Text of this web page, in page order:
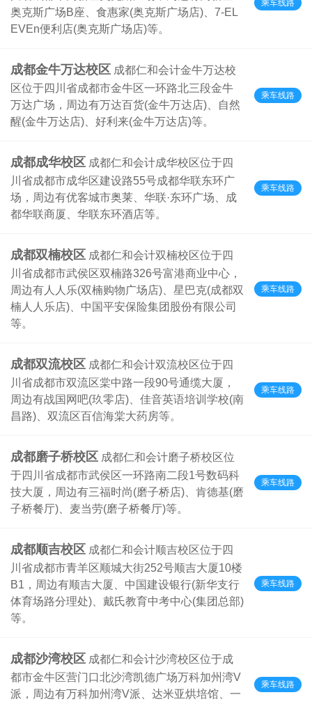
奥克斯广场B座、食惠家(奥克斯广场店)、7-EL
EVEn便利店(奥克斯广场店)等。
乘车线路
成都金牛万达校区 成都仁和会计金牛万达校
区位于四川省成都市金牛区一环路北三段金牛
万达广场，周边有万达百货(金牛万达店)、自然
醒(金牛万达店)、好利来(金牛万达店)等。
乘车线路
成都成华校区 成都仁和会计成华校区位于四
川省成都市成华区建设路55号成都华联东环广
场，周边有优客城市奥莱、华联·东环广场、成
都华联商厦、华联东环酒店等。
乘车线路
成都双楠校区 成都仁和会计双楠校区位于四
川省成都市武侯区双楠路326号富港商业中心，
周边有人人乐(双楠购物广场店)、星巴克(成都双
楠人人乐店)、中国平安保险集团股份有限公司
等。
乘车线路
成都双流校区 成都仁和会计双流校区位于四
川省成都市双流区棠中路一段90号通缆大厦，
周边有战国网吧(玖零店)、佳音英语培训学校(南
昌路)、双流区百信海棠大药房等。
乘车线路
成都磨子桥校区 成都仁和会计磨子桥校区位
于四川省成都市武侯区一环路南二段1号数码科
技大厦，周边有三福时尚(磨子桥店)、肯德基(磨
子桥餐厅)、麦当劳(磨子桥餐厅)等。
乘车线路
成都顺吉校区 成都仁和会计顺吉校区位于四
川省成都市青羊区顺城大街252号顺吉大厦10楼
B1，周边有顺吉大厦、中国建设银行(新华支行
体育场路分理处)、戴氏教育中考中心(集团总部)
等。
乘车线路
成都沙湾校区 成都仁和会计沙湾校区位于成
都市金牛区营门口北沙湾凯德广场万科加州湾V
派，周边有万科加州湾V派、达米亚烘培馆、一
乘车线路